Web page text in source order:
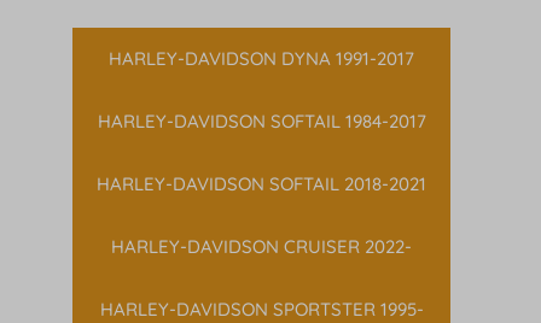
HARLEY-DAVIDSON DYNA 1991-2017
HARLEY-DAVIDSON SOFTAIL 1984-2017
HARLEY-DAVIDSON SOFTAIL 2018-2021
HARLEY-DAVIDSON CRUISER 2022-
HARLEY-DAVIDSON SPORTSTER 1995-